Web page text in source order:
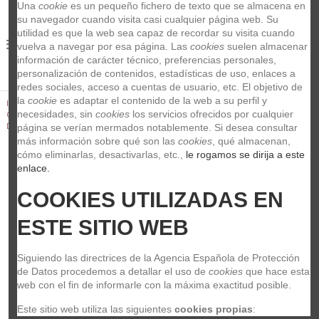
Inicio Guitarras y Bajos
Accesorios para guitarras y bajos
Cejillas
Amortiguador De Cuerdas Ibox Damper Medium Negro
DTMD20
Una cookie es un pequeño fichero de texto que se almacena en
su navegador cuando visita casi cualquier página web. Su
utilidad es que la web sea capaz de recordar su visita cuando
vuelva a navegar por esa página. Las cookies suelen almacenar
información de carácter técnico, preferencias personales,
personalización de contenidos, estadísticas de uso, enlaces a
redes sociales, acceso a cuentas de usuario, etc. El objetivo de
la cookie es adaptar el contenido de la web a su perfil y
necesidades, sin cookies los servicios ofrecidos por cualquier
página se verían mermados notablemente. Si desea consultar
más información sobre qué son las cookies , qué almacenan,
cómo eliminarlas, desactivarlas, etc.,
le rogamos se dirija a este
enlace.
COOKIES UTILIZADAS EN
ESTE SITIO WEB
Siguiendo las directrices de la Agencia Española de Protección
de Datos procedemos a detallar el uso de cookies que hace esta
web con el fin de informarle con la máxima exactitud posible.
Este sitio web utiliza las siguientes cookies propias: